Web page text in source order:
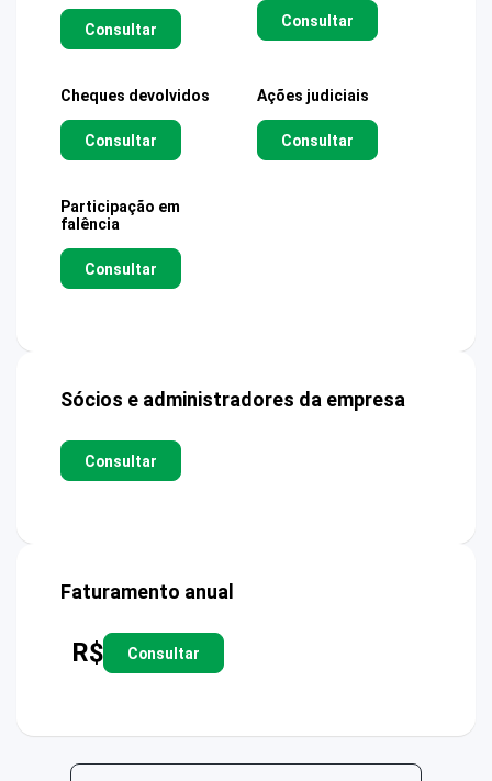
Consultar Consultar
Cheques devolvidos
Consultar
Ações judiciais
Consultar
Participação em
falência
Consultar
Sócios e administradores da empresa
Consultar
Faturamento anual
R$ Consultar